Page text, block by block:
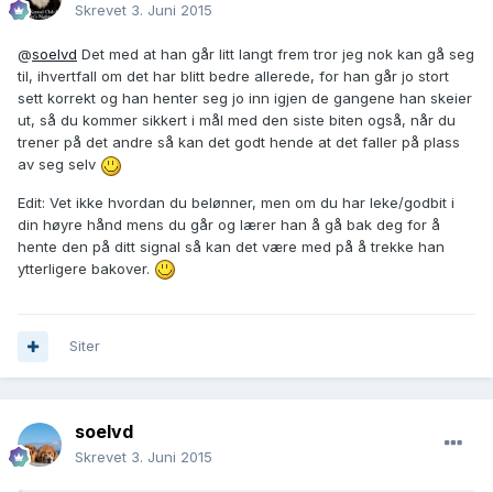
Skrevet 3. Juni 2015
@soelvd Det med at han går litt langt frem tror jeg nok kan gå seg
til, ihvertfall om det har blitt bedre allerede, for han går jo stort
sett korrekt og han henter seg jo inn igjen de gangene han skeier
ut, så du kommer sikkert i mål med den siste biten også, når du
trener på det andre så kan det godt hende at det faller på plass
av seg selv
Edit: Vet ikke hvordan du belønner, men om du har leke/godbit i
din høyre hånd mens du går og lærer han å gå bak deg for å
hente den på ditt signal så kan det være med på å trekke han
ytterligere bakover.
Siter
soelvd
Skrevet 3. Juni 2015